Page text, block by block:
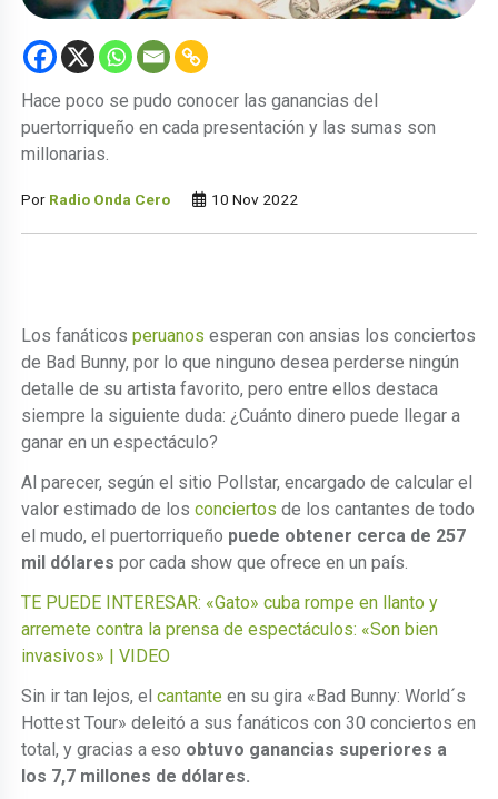
Hace poco se pudo conocer las ganancias del
puertorriqueño en cada presentación y las sumas son
millonarias.
Por Radio Onda Cero 10 Nov 2022
Los fanáticosperuanos esperan con ansias los conciertos
de Bad Bunny, por lo que ninguno desea perderse ningún
detalle de su artista favorito, pero entre ellos destaca
siempre la siguiente duda: ¿Cuánto dinero puede llegar a
ganar en un espectáculo?
Al parecer, según el sitio Pollstar, encargado de calcular el
valor estimado de losconciertos de los cantantes de todo
el mudo, el puertorriqueño puede obtener cerca de 257
mil dólares por cada show que ofrece en un país.
TE PUEDE INTERESAR: «Gato» cuba rompe en llanto y
arremete contra la prensa de espectáculos: «Son bien
invasivos» | VIDEO
Sin ir tan lejos, elcantante en su gira «Bad Bunny: World´s
Hottest Tour» deleitó a sus fanáticos con 30 conciertos en
total, y gracias a eso obtuvo ganancias superiores a
los 7,7 millones de dólares.